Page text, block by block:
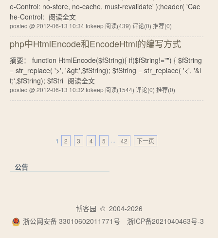
e-Control: no-store, no-cache, must-revalidate' );header( 'Cac
he-Control: 阅读全文
posted @ 2012-06-13 10:34 tokeep 阅读(439) 评论(0) 推荐(0)
php中HtmlEncode和EncodeHtml的编写方式
摘要： function HtmlEncode($fString){ if($fString!="") { $fString
= str_replace( '>', '&gt;',$fString); $fString = str_replace( '<', '&l
t;',$fString); $fStri 阅读全文
posted @ 2012-06-13 10:32 tokeep 阅读(1544) 评论(0) 推荐(0)
1 2 3 4 5 ··· 42 下一页
公告
博客园 © 2004-2026
浙公网安备 33010602011771号
浙ICP备2021040463号-3